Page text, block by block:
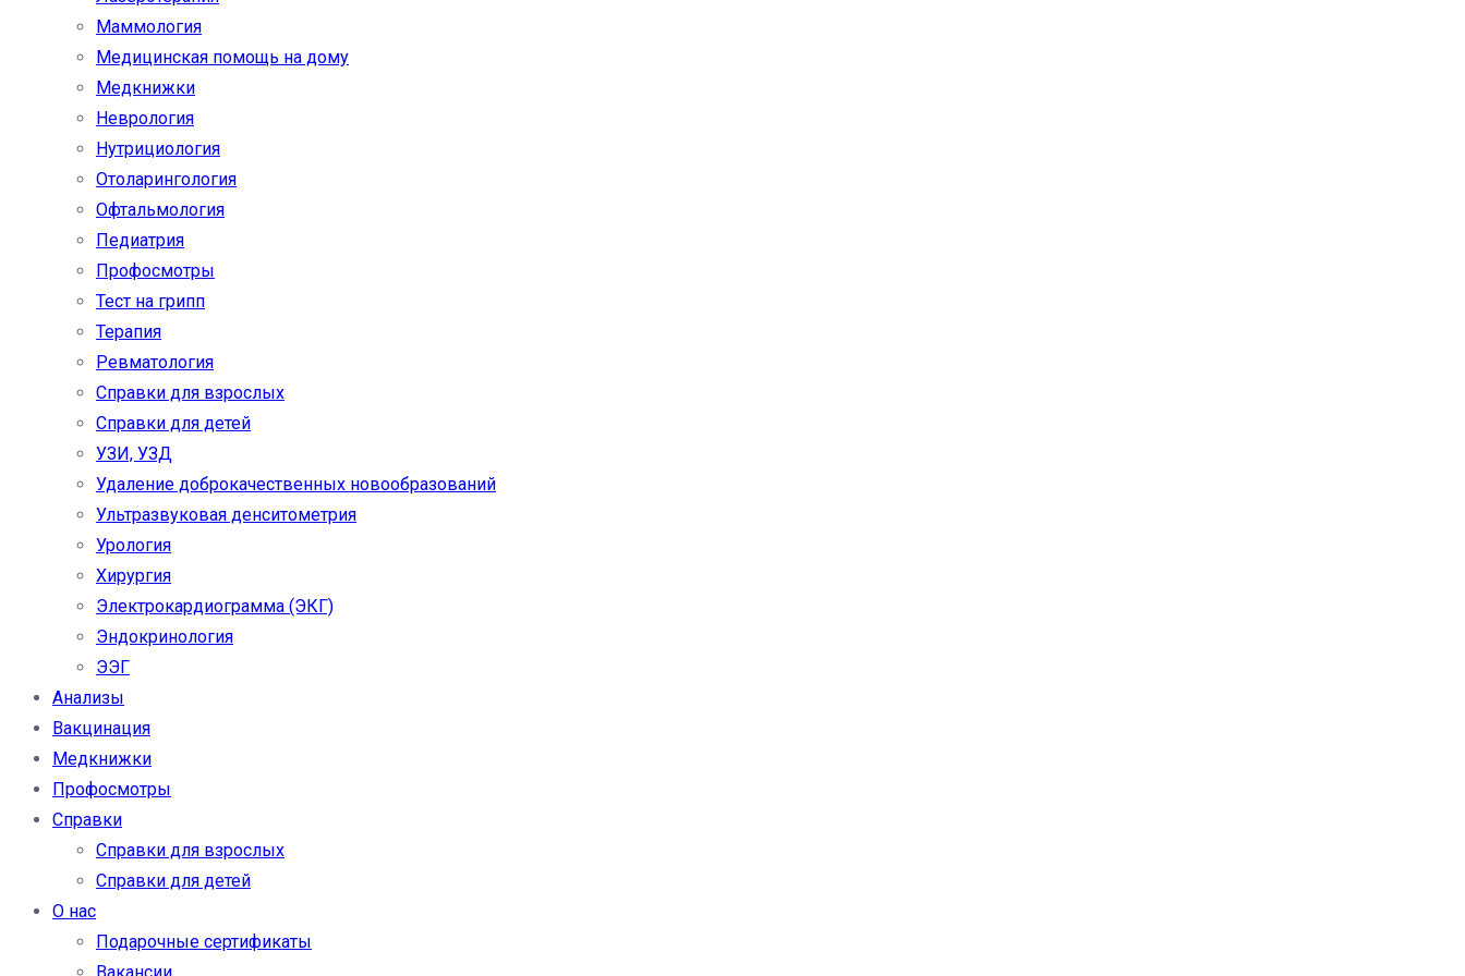
Маммология
Медицинская помощь на дому
Медкнижки
Неврология
Нутрициология
Отоларингология
Офтальмология
Педиатрия
Профосмотры
Тест на грипп
Терапия
Ревматология
Справки для взрослых
Справки для детей
УЗИ, УЗД
Удаление доброкачественных новообразований
Ультразвуковая денситометрия
Урология
Хирургия
Электрокардиограмма (ЭКГ)
Эндокринология
ЭЭГ
Анализы
Вакцинация
Медкнижки
Профосмотры
Справки
Справки для взрослых
Справки для детей
О нас
Подарочные сертификаты